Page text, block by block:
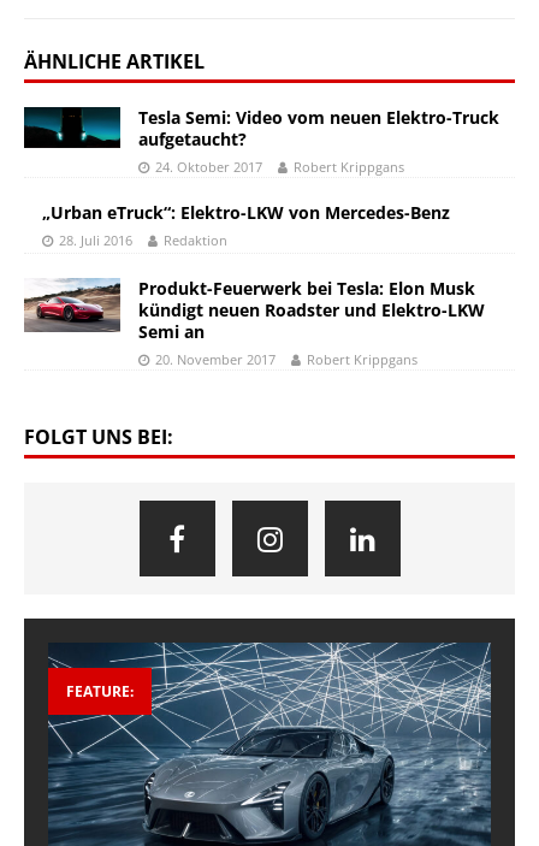
ÄHNLICHE ARTIKEL
Tesla Semi: Video vom neuen Elektro-Truck
aufgetaucht?
24. Oktober 2017 Robert Krippgans
„Urban eTruck“: Elektro-LKW von Mercedes-Benz
28. Juli 2016 Redaktion
Produkt-Feuerwerk bei Tesla: Elon Musk
kündigt neuen Roadster und Elektro-LKW
Semi an
20. November 2017 Robert Krippgans
FOLGT UNS BEI:
FEATURE: